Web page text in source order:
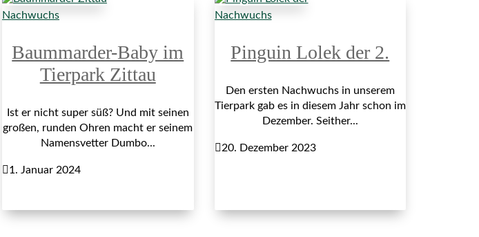
Nachwuchs
Baummarder-Baby im
Tierpark Zittau
Ist er nicht super süß? Und mit seinen
großen, runden Ohren macht er seinem
Namensvetter Dumbo...
1. Januar 2024
Nachwuchs
Pinguin Lolek der 2.
Den ersten Nachwuchs in unserem
Tierpark gab es in diesem Jahr schon im
Dezember. Seither...
20. Dezember 2023